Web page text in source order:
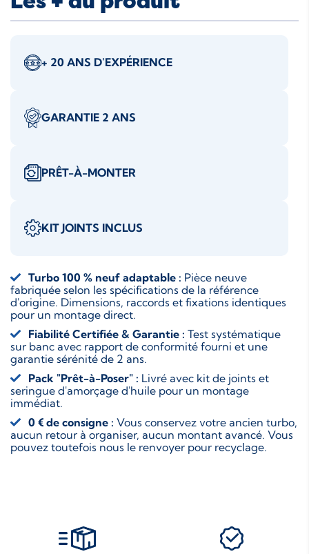
+ 20 ANS D'EXPÉRIENCE
GARANTIE 2 ANS
PRÊT-À-MONTER
KIT JOINTS INCLUS
Turbo 100 % neuf adaptable : Pièce neuve
fabriquée selon les spécifications de la référence
d'origine. Dimensions, raccords et fixations identiques
pour un montage direct.
Fiabilité Certifiée & Garantie : Test systématique
sur banc avec rapport de conformité fourni et une
garantie sérénité de 2 ans.
Pack "Prêt-à-Poser" : Livré avec kit de joints et
seringue d'amorçage d'huile pour un montage
immédiat.
0 € de consigne : Vous conservez votre ancien turbo,
aucun retour à organiser, aucun montant avancé. Vous
pouvez toutefois nous le renvoyer pour recyclage.